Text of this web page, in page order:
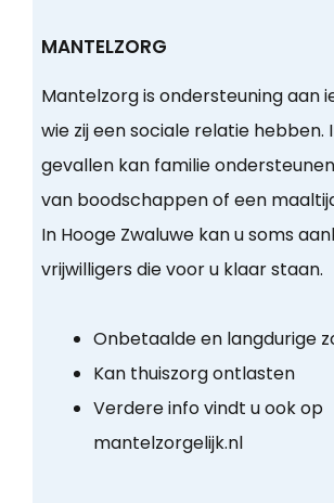
MANTELZORG
Mantelzorg is ondersteuning aan
wie zij een sociale relatie hebben.
gevallen kan familie
van boodschappen of een
In Hooge Zwaluwe kan u soms
vrijwilligers die voor u klaar staan.
Onbetaalde en langdurige
Kan thuiszorg ontlasten
Verdere info vindt u ook op
mantelzorgelijk.nl